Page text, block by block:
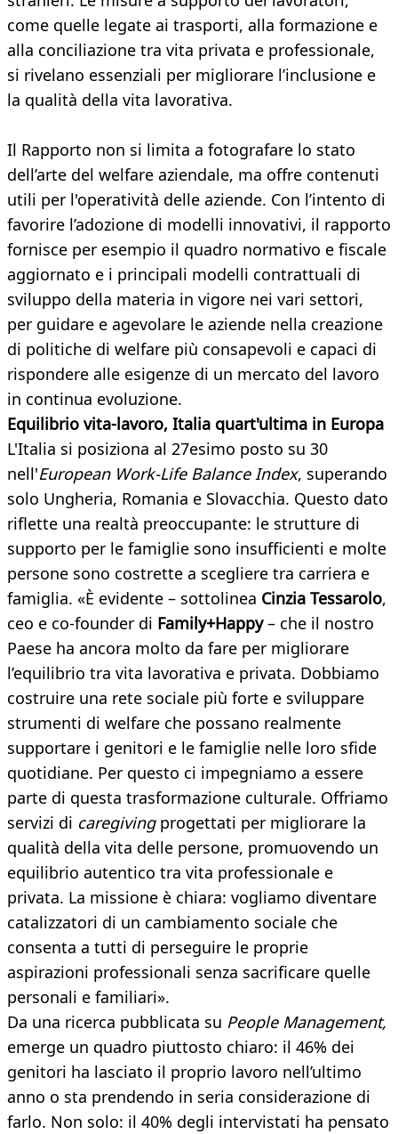
come quelle legate ai trasporti, alla formazione e
alla conciliazione tra vita privata e professionale,
si rivelano essenziali per migliorare l’inclusione e
la qualità della vita lavorativa.
Il Rapporto non si limita a fotografare lo stato
dell’arte del welfare aziendale, ma offre contenuti
utili per l'operatività delle aziende. Con l’intento di
favorire l’adozione di modelli innovativi, il rapporto
fornisce per esempio il quadro normativo e fiscale
aggiornato e i principali modelli contrattuali di
sviluppo della materia in vigore nei vari settori,
per guidare e agevolare le aziende nella creazione
di politiche di welfare più consapevoli e capaci di
rispondere alle esigenze di un mercato del lavoro
in continua evoluzione.
Equilibrio vita-lavoro, Italia quart'ultima in Europa
L'Italia si posiziona al 27esimo posto su 30
nell'European Work-Life Balance Index, superando
solo Ungheria, Romania e Slovacchia. Questo dato
riflette una realtà preoccupante: le strutture di
supporto per le famiglie sono insufficienti e molte
persone sono costrette a scegliere tra carriera e
famiglia. «È evidente – sottolinea Cinzia Tessarolo,
ceo e co-founder di Family+Happy– che il nostro
Paese ha ancora molto da fare per migliorare
l’equilibrio tra vita lavorativa e privata. Dobbiamo
costruire una rete sociale più forte e sviluppare
strumenti di welfare che possano realmente
supportare i genitori e le famiglie nelle loro sfide
quotidiane. Per questo ci impegniamo a essere
parte di questa trasformazione culturale. Offriamo
servizi di caregivingprogettati per migliorare la
qualità della vita delle persone, promuovendo un
equilibrio autentico tra vita professionale e
privata. La missione è chiara: vogliamo diventare
catalizzatori di un cambiamento sociale che
consenta a tutti di perseguire le proprie
aspirazioni professionali senza sacrificare quelle
personali e familiari».
Da una ricerca pubblicata su People Management,
emerge un quadro piuttosto chiaro: il 46% dei
genitori ha lasciato il proprio lavoro nell’ultimo
anno o sta prendendo in seria considerazione di
farlo. Non solo: il 40% degli intervistati ha pensato